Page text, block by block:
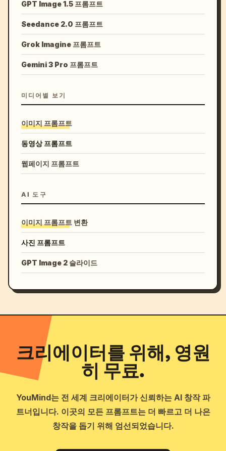
GPT Image 1.5 프롬프트
Seedance 2.0 프롬프트
Grok Imagine 프롬프트
Gemini 3 Pro 프롬프트
미디어별 보기
이미지 프롬프트
동영상 프롬프트
웹페이지 프롬프트
AI 도구
이미지 프롬프트 변환
사진 프롬프트
GPT Image 2 슬라이드
크리에이터를 위해, 영원
히 무료.
YouMind는 전 세계 크리에이터가 신뢰하는 AI 창작 파
트너입니다. 이곳의 모든 프롬프트는 더 빠르고 더 나은
창작을 돕기 위해 엄선되었습니다.